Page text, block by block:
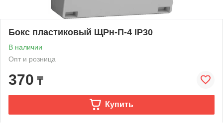
Бокс пластиковый ЩРн-П-4 IP30
В наличии
Опт и розница
370 ₸
Купить